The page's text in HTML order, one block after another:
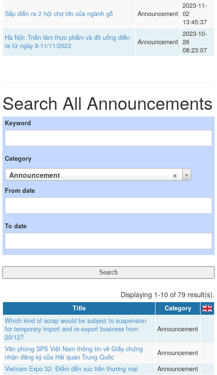
Sắp diễn ra 2 hội chợ lớn của ngành gỗ Announcement
2023-11-
02
13:45:37
Hà Nội: Triển lãm thực phẩm và đồ uống diễn
ra từ ngày 8-11/11/2023
Announcement
2023-10-
26
08:23:07
Search All Announcements
Keyword
Category
Announcement
From date
To date
Displaying 1-10 of 79 result(s).
Title
Category
Which kind of scrap would be subject to suspension
for temporary import and re-export business from
20/12?
Announcement
Văn phòng SPS Việt Nam thông tin về Giấy chứng
nhận đăng ký của Hải quan Trung Quốc
Announcement
Vietnam Expo 32: Điểm đến xúc tiến thương mại
Announcement